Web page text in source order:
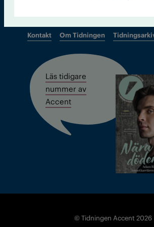
Kontakt Om Tidningen
Läs tidigare
nummer av
Accent
© Tidningen Accent 2026